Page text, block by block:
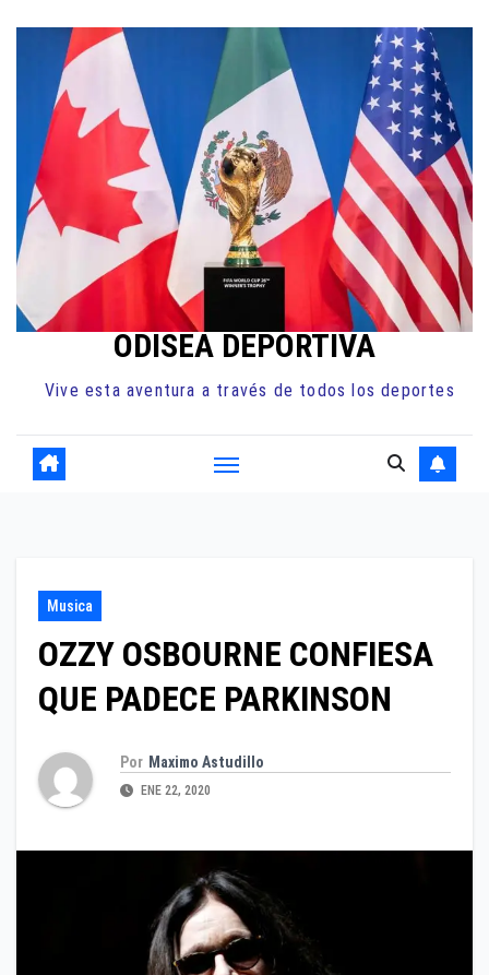
contenido
ODISEA DEPORTIVA
Vive esta aventura a través de todos los deportes
Musica
OZZY OSBOURNE CONFIESA
QUE PADECE PARKINSON
Por Maximo Astudillo
ENE 22, 2020